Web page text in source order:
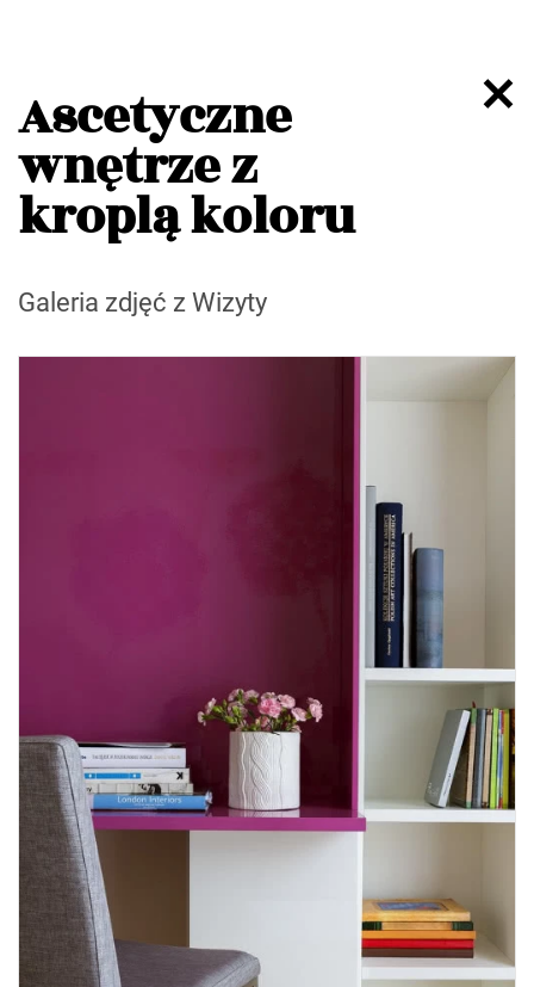
Ascetyczne
wnętrze z
kroplą koloru
Galeria zdjęć z Wizyty